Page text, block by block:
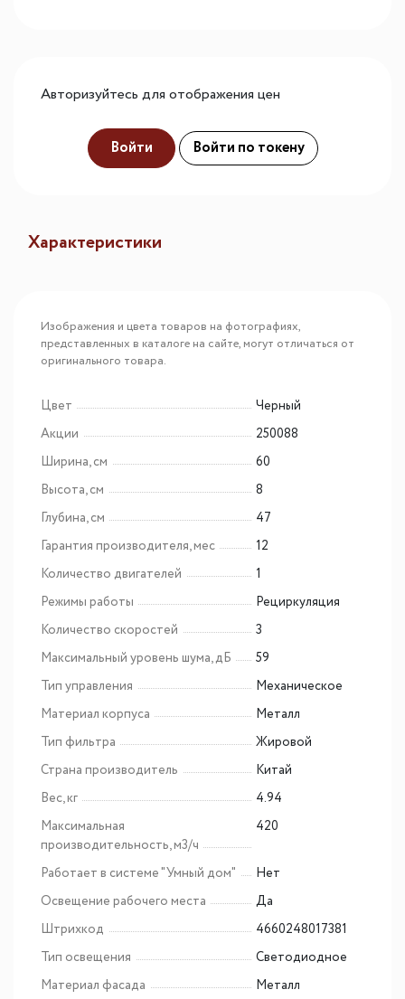
Авторизуйтесь для отображения цен
Войти Войти по токену
Характеристики
Изображения и цвета товаров на фотографиях,
представленных в каталоге на сайте, могут отличаться от
оригинального товара.
Цвет
Черный
Акции
250088
Ширина, см
60
Высота, см
8
Глубина, см
47
Гарантия производителя, мес
12
Количество двигателей
1
Режимы работы
Рециркуляция
Количество скоростей
3
Максимальный уровень шума, дБ
59
Тип управления
Механическое
Материал корпуса
Металл
Тип фильтра
Жировой
Страна производитель
Китай
Вес, кг
4.94
Максимальная
производительность, м3/ч
420
Работает в системе "Умный дом"
Нет
Освещение рабочего места
Да
Штрихкод
4660248017381
Тип освещения
Светодиодное
Материал фасада
Металл